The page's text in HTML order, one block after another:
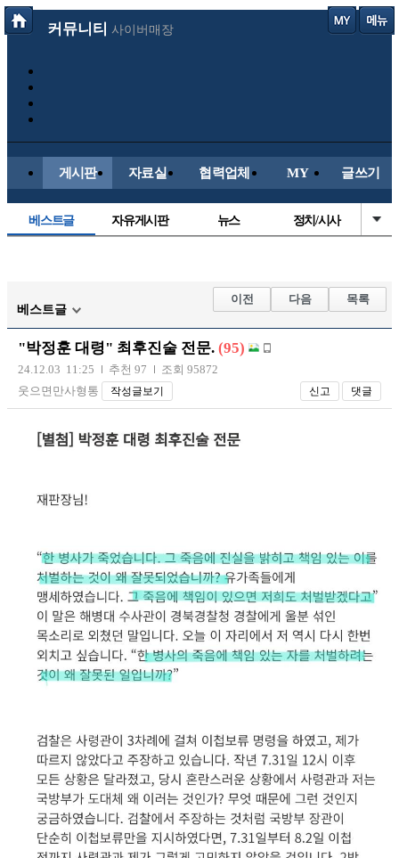
커뮤니티 사이버매장
게시판 자료실 협력업체 MY 글쓰기
베스트글 자유게시판 뉴스 정치/시사
해외축구
국내축구
베스트글
이전 다음 목록
"박정훈 대령" 최후진술 전문. (95)
24.12.03 11:25 추천 97
조회 95872
웃으면만사형통
작성글보기 신고 댓글